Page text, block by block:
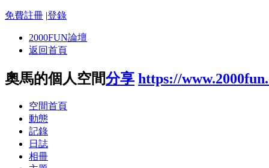
免費註冊 |登錄
2000FUN論壇
返回首頁
奧馬的個人空間分享 https://
空間首頁
動態
記錄
日誌
相冊